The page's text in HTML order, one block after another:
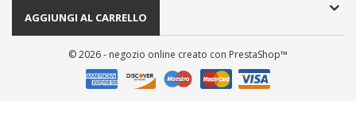
AGGIUNGI AL CARRELLO
© 2026 - negozio online creato con PrestaShop™